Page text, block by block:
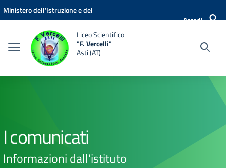
Vai ai contenuti
Vai al menu di navigazione
Vai al footer
Ministero dell'Istruzione e del
Accedi
Liceo Scientifico
"F. Vercelli"
Asti (AT)
I comunicati
Informazioni dall'istituto